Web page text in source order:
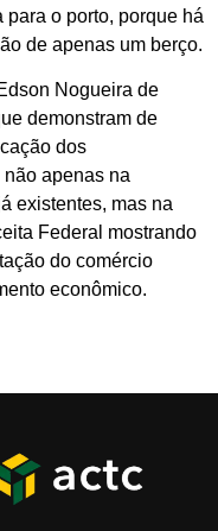
o porto, porque há
de apenas um berço.
Nogueira de
demonstram de
dos
não apenas na
existentes, mas na
Federal mostrando
do comércio
econômico.